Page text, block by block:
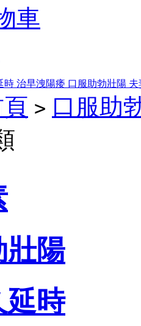
車
時 治早洩陽痿 口服助勃壯陽
> 口服助
壯陽
延時